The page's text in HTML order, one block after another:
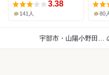
3.38
141人 80人
宇部市・山陽小野田市×食堂